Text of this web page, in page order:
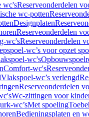
wc'sReserveonderdelen
wc-potten
Designplaten
Reserveonderdelen
wc'sReserveonderdelen
wc’s voor opzet
wc's
Comfort-wc's
Vlakspoel-wc’s verlengd
Reserveonderdelen
Wc-zittingen voor
wc’sMet spoeling
Bedieningsplaten en